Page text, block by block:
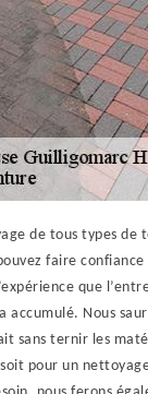
de tous types de
faire confiance
que
accumulé. Nous
sans ternir les
pour un